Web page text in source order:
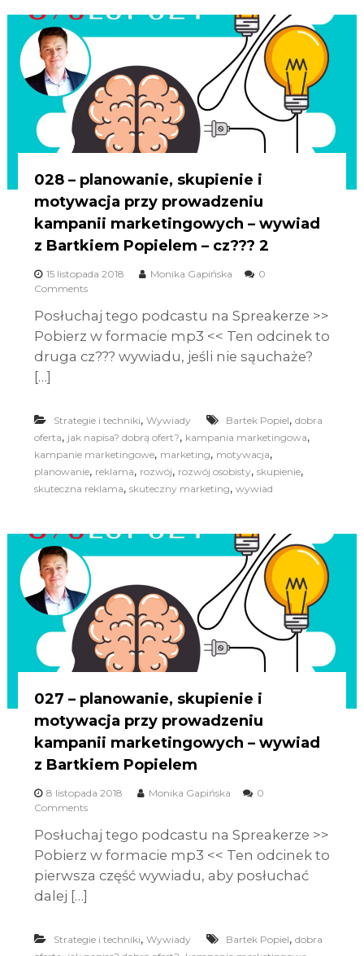
028 – planowanie, skupienie i
motywacja przy prowadzeniu
kampanii marketingowych – wywiad
z Bartkiem Popielem – cz??? 2
15 listopada 2018 Monika Gapińska
0
Comments
Posłuchaj tego podcastu na Spreakerze >>
Pobierz w formacie mp3 << Ten odcinek to
druga cz??? wywiadu, jeśli nie sąuchaże?
[…]
Strategie i techniki, Wywiady Bartek Popiel, dobra
oferta, jak napisa? dobrą ofert?, kampania marketingowa,
kampanie marketingowe, marketing, motywacja,
planowanie, reklama, rozwój, rozwój osobisty, skupienie,
skuteczna reklama, skuteczny marketing, wywiad
027 – planowanie, skupienie i
motywacja przy prowadzeniu
kampanii marketingowych – wywiad
z Bartkiem Popielem
8 listopada 2018 Monika Gapińska
0
Comments
Posłuchaj tego podcastu na Spreakerze >>
Pobierz w formacie mp3 << Ten odcinek to
pierwsza część wywiadu, aby posłuchać
dalej […]
Strategie i techniki, Wywiady Bartek Popiel, dobra